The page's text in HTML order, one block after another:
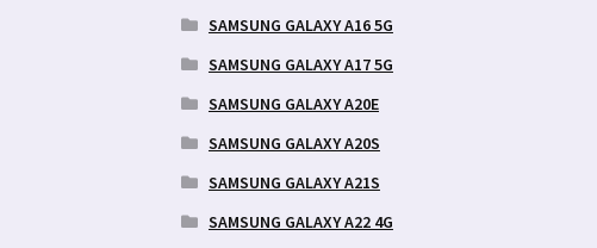
SAMSUNG GALAXY A16 5G
SAMSUNG GALAXY A17 5G
SAMSUNG GALAXY A20E
SAMSUNG GALAXY A20S
SAMSUNG GALAXY A21S
SAMSUNG GALAXY A22 4G